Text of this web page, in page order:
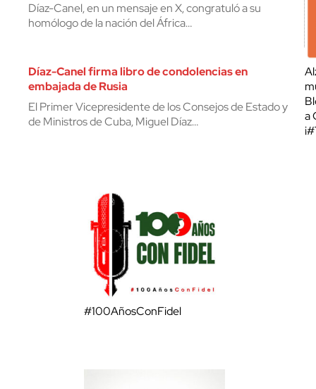
Díaz-Canel, en un mensaje en X, congratuló a su
homólogo de la nación del África…
Díaz-Canel firma libro de condolencias en
embajada de Rusia
El Primer Vicepresidente de los Consejos de Estado y
de Ministros de Cuba, Miguel Díaz…
a
#100AñosConFidel